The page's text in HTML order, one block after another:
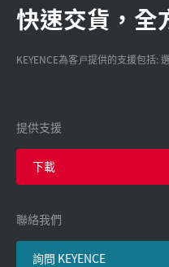
快速交貨，全
KEYENCE為客戸提供的支援包括:
提供支援
下載
聯絡我們
詢問 KEYENCE